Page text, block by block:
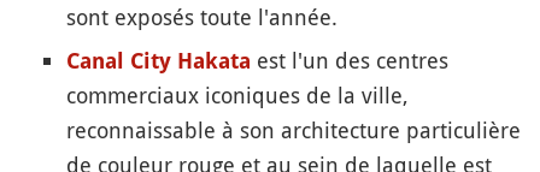
sont exposés toute l'année.
Canal City Hakata est l'un des centres
commerciaux iconiques de la ville,
reconnaissable à son architecture particulière
de couleur rouge et au sein de laquelle est